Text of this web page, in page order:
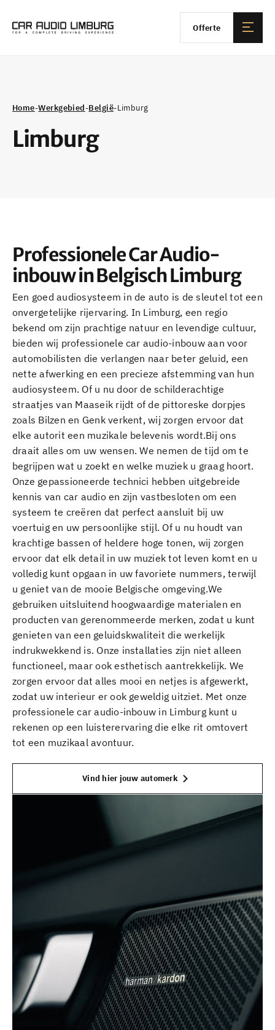
Offerte
Home-Werkgebied-België-Limburg
Limburg
Professionele Car Audio-
inbouw in Belgisch Limburg
Een goed audiosysteem in de auto is de sleutel tot een
onvergetelijke rijervaring. In Limburg, een regio
bekend om zijn prachtige natuur en levendige cultuur,
bieden wij professionele car audio-inbouw aan voor
automobilisten die verlangen naar beter geluid, een
nette afwerking en een precieze afstemming van hun
audiosysteem. Of u nu door de schilderachtige
straatjes van Maaseik rijdt of de pittoreske dorpjes
zoals Bilzen en Genk verkent, wij zorgen ervoor dat
elke autorit een muzikale belevenis wordt.Bij ons
draait alles om uw wensen. We nemen de tijd om te
begrijpen wat u zoekt en welke muziek u graag hoort.
Onze gepassioneerde technici hebben uitgebreide
kennis van car audio en zijn vastbesloten om een
systeem te creëren dat perfect aansluit bij uw
voertuig en uw persoonlijke stijl. Of u nu houdt van
krachtige bassen of heldere hoge tonen, wij zorgen
ervoor dat elk detail in uw muziek tot leven komt en u
volledig kunt opgaan in uw favoriete nummers, terwijl
u geniet van de mooie Belgische omgeving.We
gebruiken uitsluitend hoogwaardige materialen en
producten van gerenommeerde merken, zodat u kunt
genieten van een geluidskwaliteit die werkelijk
indrukwekkend is. Onze installaties zijn niet alleen
functioneel, maar ook esthetisch aantrekkelijk. We
zorgen ervoor dat alles mooi en netjes is afgewerkt,
zodat uw interieur er ook geweldig uitziet. Met onze
professionele car audio-inbouw in Limburg kunt u
rekenen op een luisterervaring die elke rit omtovert
tot een muzikaal avontuur.
Vind hier jouw automerk